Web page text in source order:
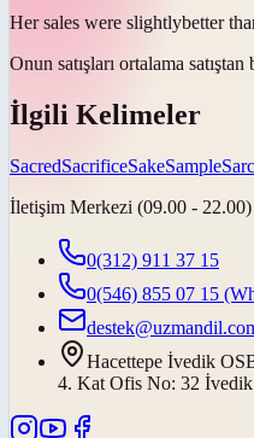
Her sales were slightlybetter
Onun satışları ortalama satıştan
İlgili Kelimeler
SacredSacrificeSakeSample
İletişim Merkezi (09.00 - 22.00)
0(312) 911 37 15
0(546) 855 07 15
Hacettepe İvedik
4. Kat Ofis No: 32